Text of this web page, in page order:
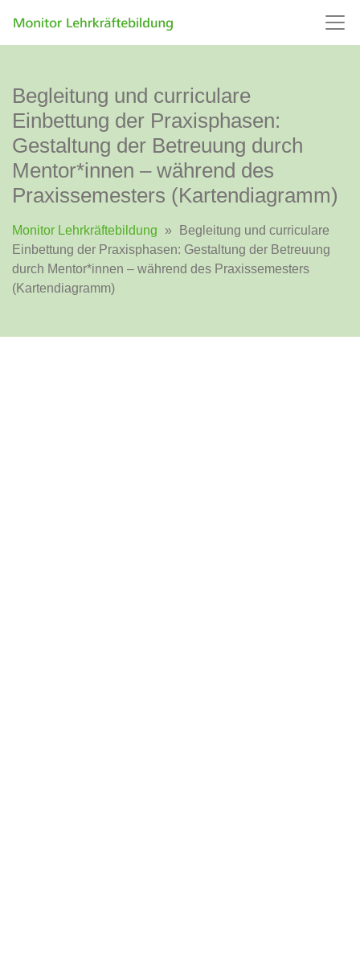
Begleitung und curriculare
Einbettung der Praxisphasen:
Gestaltung der Betreuung durch
Mentor*innen – während des
Praxissemesters (Kartendiagramm)
Monitor Lehrkräftebildung »
Begleitung und curriculare
Einbettung der Praxisphasen: Gestaltung der Betreuung
durch Mentor*innen – während des Praxissemesters
(Kartendiagramm)